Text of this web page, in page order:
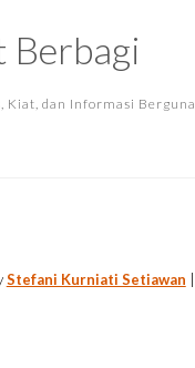
Berbagi
Kiat, dan Informasi Berguna
Stefani Kurniati Setiawan